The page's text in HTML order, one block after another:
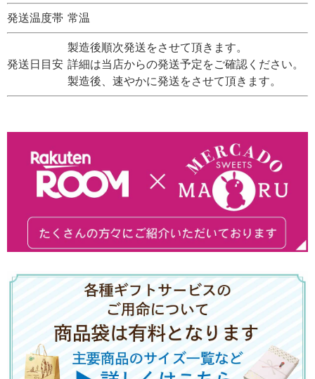
発送温度帯 常温
発送日目安
製造後順次発送をさせて頂きます。
詳細は当店からの発送予定をご確認ください。
製造後、速やかに発送をさせて頂きます。